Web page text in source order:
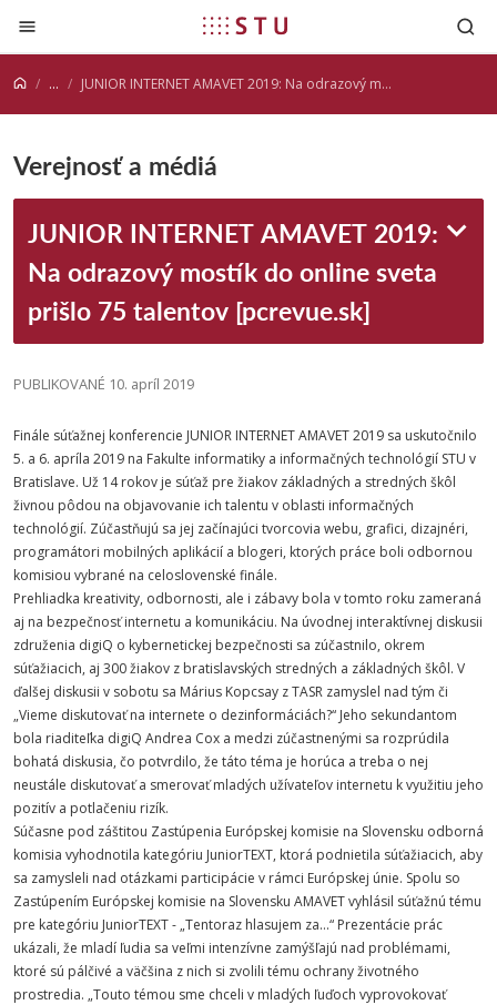
Prejsť na obsah
... JUNIOR INTERNET AMAVET 2019: Na odrazový mostík do online sveta prišlo 75 talentov [pcrevue.sk]
Verejnosť a médiá
JUNIOR INTERNET AMAVET 2019:
Na odrazový mostík do online sveta
prišlo 75 talentov [pcrevue.sk]
PUBLIKOVANÉ 10. apríl 2019
Finále súťažnej konferencie JUNIOR INTERNET AMAVET 2019 sa uskutočnilo
5. a 6. apríla 2019 na Fakulte informatiky a informačných technológií STU v
Bratislave. Už 14 rokov je súťaž pre žiakov základných a stredných škôl
živnou pôdou na objavovanie ich talentu v oblasti informačných
technológií. Zúčastňujú sa jej začínajúci tvorcovia webu, grafici, dizajnéri,
programátori mobilných aplikácií a blogeri, ktorých práce boli odbornou
komisiou vybrané na celoslovenské finále.
Prehliadka kreativity, odbornosti, ale i zábavy bola v tomto roku zameraná
aj na bezpečnosť internetu a komunikáciu. Na úvodnej interaktívnej diskusii
združenia digiQ o kybernetickej bezpečnosti sa zúčastnilo, okrem
súťažiacich, aj 300 žiakov z bratislavských stredných a základných škôl. V
ďalšej diskusii v sobotu sa Márius Kopcsay z TASR zamyslel nad tým či
„Vieme diskutovať na internete o dezinformáciách?“ Jeho sekundantom
bola riaditeľka digiQ Andrea Cox a medzi zúčastnenými sa rozprúdila
bohatá diskusia, čo potvrdilo, že táto téma je horúca a treba o nej
neustále diskutovať a smerovať mladých užívateľov internetu k využitiu jeho
pozitív a potlačeniu rizík.
Súčasne pod záštitou Zastúpenia Európskej komisie na Slovensku odborná
komisia vyhodnotila kategóriu JuniorTEXT, ktorá podnietila súťažiacich, aby
sa zamysleli nad otázkami participácie v rámci Európskej únie. Spolu so
Zastúpením Európskej komisie na Slovensku AMAVET vyhlásil súťažnú tému
pre kategóriu JuniorTEXT - „Tentoraz hlasujem za...“ Prezentácie prác
ukázali, že mladí ľudia sa veľmi intenzívne zamýšľajú nad problémami,
ktoré sú pálčivé a väčšina z nich si zvolili tému ochrany životného
prostredia. „Touto témou sme chceli v mladých ľuďoch vyprovokovať